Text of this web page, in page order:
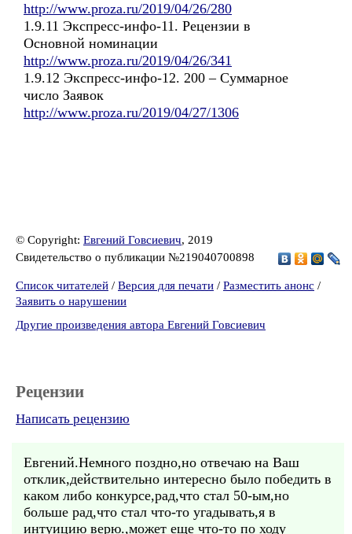
http://www.proza.ru/2019/04/26/280
1.9.11 Экспресс-инфо-11. Рецензии в
Основной номинации
http://www.proza.ru/2019/04/26/341
1.9.12 Экспресс-инфо-12. 200 – Суммарное
число Заявок
http://www.proza.ru/2019/04/27/1306
© Copyright: Евгений Говсиевич, 2019
Свидетельство о публикации №219040700898
Список читателей / Версия для печати / Разместить анонс /
Заявить о нарушении
Другие произведения автора Евгений Говсиевич
Рецензии
Написать рецензию
Евгений.Немного поздно,но отвечаю на Ваш
отклик,действительно интересно было победить в
каком либо конкурсе,рад,что стал 50-ым,но
больше рад,что стал что-то угадывать,я в
интуицию верю.,может еще что-то по ходу